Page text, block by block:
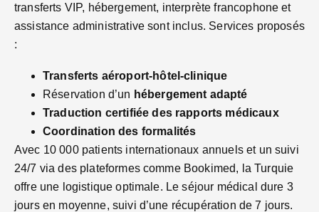
transferts VIP, hébergement, interprète francophone et
assistance administrative sont inclus. Services proposés
:
Transferts aéroport-hôtel-clinique
Réservation d’un hébergement adapté
Traduction certifiée des rapports médicaux
Coordination des formalités
Avec 10 000 patients internationaux annuels et un suivi
24/7 via des plateformes comme Bookimed, la Turquie
offre une logistique optimale. Le séjour médical dure 3
jours en moyenne, suivi d’une récupération de 7 jours.